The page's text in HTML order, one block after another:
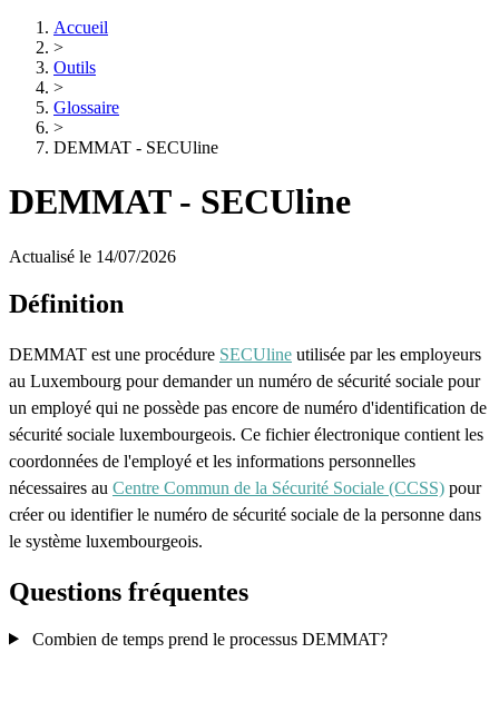
Accueil
>
Outils
>
Glossaire
>
DEMMAT - SECUline
DEMMAT - SECUline
Actualisé le 14/07/2026
Définition
DEMMAT est une procédure SECUline utilisée par les employeurs
au Luxembourg pour demander un numéro de sécurité sociale pour
un employé qui ne possède pas encore de numéro d'identification de
sécurité sociale luxembourgeois. Ce fichier électronique contient les
coordonnées de l'employé et les informations personnelles
nécessaires au Centre Commun de la Sécurité Sociale (CCSS) pour
créer ou identifier le numéro de sécurité sociale de la personne dans
le système luxembourgeois.
Questions fréquentes
Combien de temps prend le processus DEMMAT?